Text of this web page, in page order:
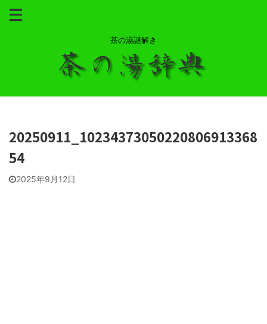
茶の湯謎解き
20250911_10234373050220806913368
54
2025年9月12日